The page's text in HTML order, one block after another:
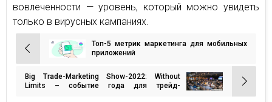
вовлеченности — уровень, который можно увидеть
только в вирусных кампаниях.
Навигация
по
записям
Топ-5 метрик маркетинга для мобильных
приложений
Big Trade-Marketing Show-2022: Without
Limits – событие года для трейд-